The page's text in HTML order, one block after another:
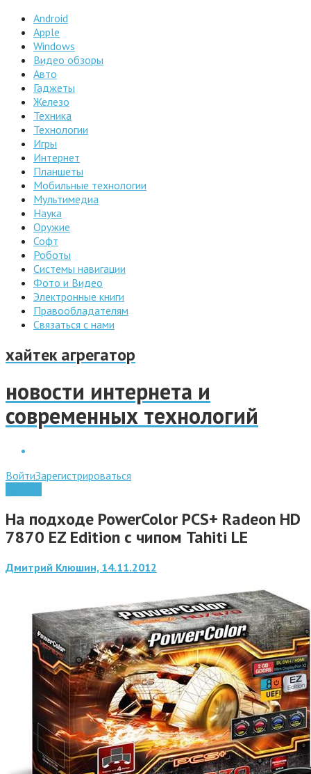
Android
Apple
Windows
Видео обзоры
Авто
Гаджеты
Железо
Техника
Технологии
Игры
Интернет
Планшеты
Мобильные технологии
Мультимедиа
Наука
Оружие
Софт
Роботы
Системы навигации
Фото и Видео
Электронные книги
Правообладателям
Связаться с нами
хайтек агрегатор
новости интернета и
современных технологий
ВойтиЗарегистрироваться
На подходе PowerColor PCS+ Radeon HD
7870 EZ Edition с чипом Tahiti LE
Дмитрий Клюшин, 14.11.2012